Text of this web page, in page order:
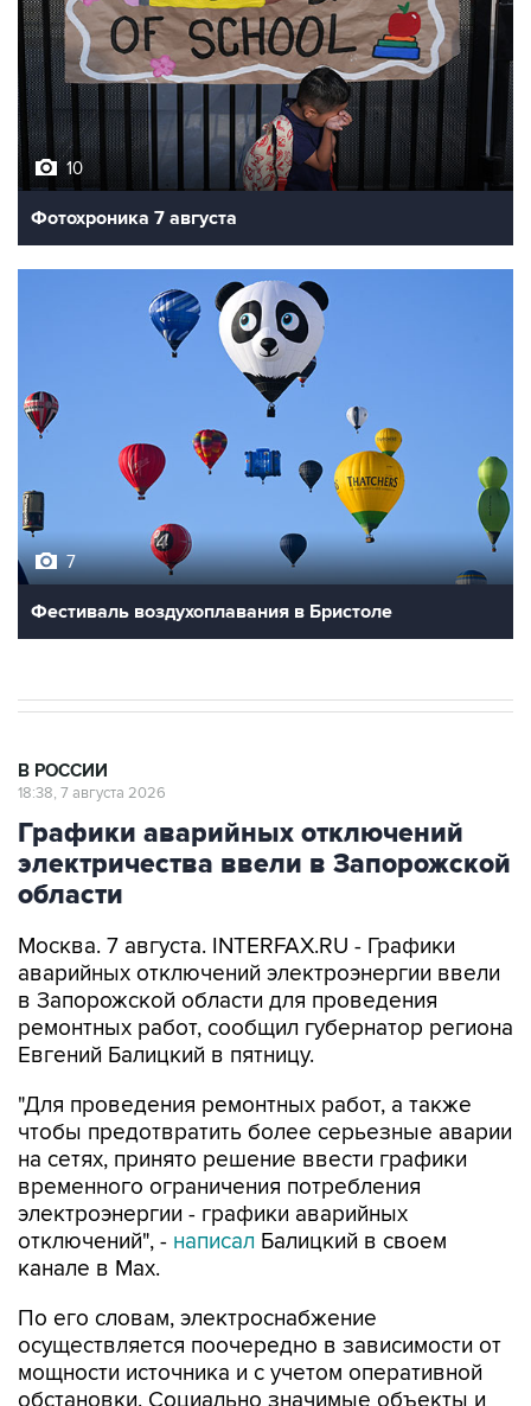
10
Фотохроника 7 августа
7
Фестиваль воздухоплавания в Бристоле
В РОССИИ
18:38, 7 августа 2026
Графики аварийных отключений
электричества ввели в Запорожской
области
Москва. 7 августа. INTERFAX.RU - Графики
аварийных отключений электроэнергии ввели
в Запорожской области для проведения
ремонтных работ, сообщил губернатор региона
Евгений Балицкий в пятницу.
"Для проведения ремонтных работ, а также
чтобы предотвратить более серьезные аварии
на сетях, принято решение ввести графики
временного ограничения потребления
электроэнергии - графики аварийных
отключений", - написал Балицкий в своем
канале в Max.
По его словам, электроснабжение
осуществляется поочередно в зависимости от
мощности источника и с учетом оперативной
обстановки. Социально значимые объекты и